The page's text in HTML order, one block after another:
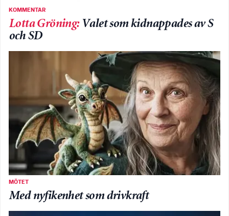
KOMMENTAR
Lotta Gröning: Valet som kidnappades av S
och SD
MÖTET
Med nyfikenhet som drivkraft